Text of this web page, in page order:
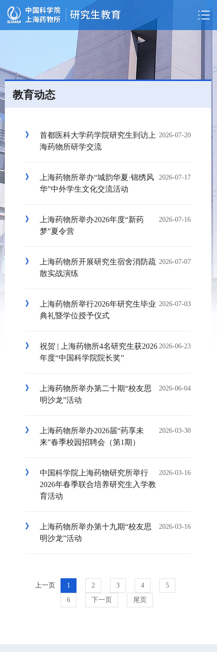
教育动态
首都医科大学药学院研究生到访上
海药物所研学交流
2026-07-20
上海药物所举办“城韵华夏·锦绣风
华”中外学生文化交流活动
2026-07-17
上海药物所举办2026年度“新药
梦”夏令营
2026-07-16
上海药物所开展研究生宿舍消防疏
散实战演练
2026-07-07
上海药物所举行2026年研究生毕业
典礼暨学位授予仪式
2026-07-03
祝贺 | 上海药物所4名研究生获2026
年度“中国科学院院长奖”
2026-06-23
上海药物所举办第二十期“校友思
明沙龙”活动
2026-06-04
上海药物所举办2026届“药享未
来”春季校园招聘会（第1期）
2026-03-30
中国科学院上海药物研究所举行
2026年春季联合培养研究生入学教
育活动
2026-03-16
上海药物所举办第十九期“校友思
明沙龙”活动
2026-03-16
上一页 1 2 3 4
5
6
下一页 尾页